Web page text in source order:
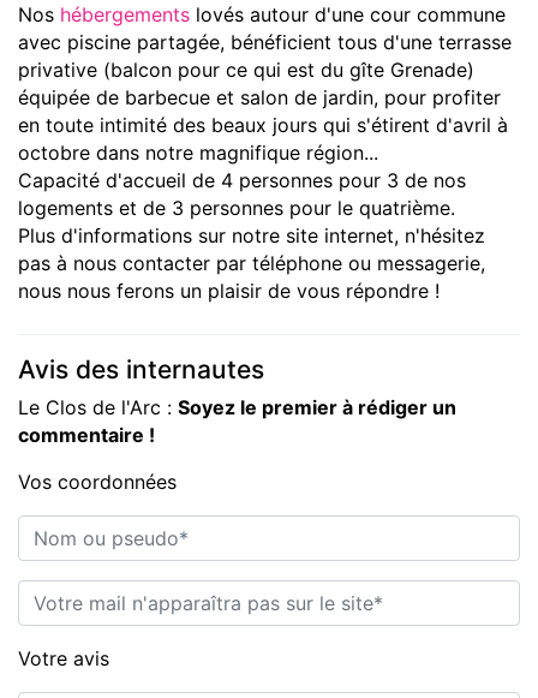
Nos hébergements lovés autour d'une cour commune
avec piscine partagée, bénéficient tous d'une terrasse
privative (balcon pour ce qui est du gîte Grenade)
équipée de barbecue et salon de jardin, pour profiter
en toute intimité des beaux jours qui s'étirent d'avril à
octobre dans notre magnifique région...
Capacité d'accueil de 4 personnes pour 3 de nos
logements et de 3 personnes pour le quatrième.
Plus d'informations sur notre site internet, n'hésitez
pas à nous contacter par téléphone ou messagerie,
nous nous ferons un plaisir de vous répondre !
Avis des internautes
Le Clos de l'Arc : Soyez le premier à rédiger un
commentaire !
Vos coordonnées
Nom ou pseudo*
E-mail*
Votre avis